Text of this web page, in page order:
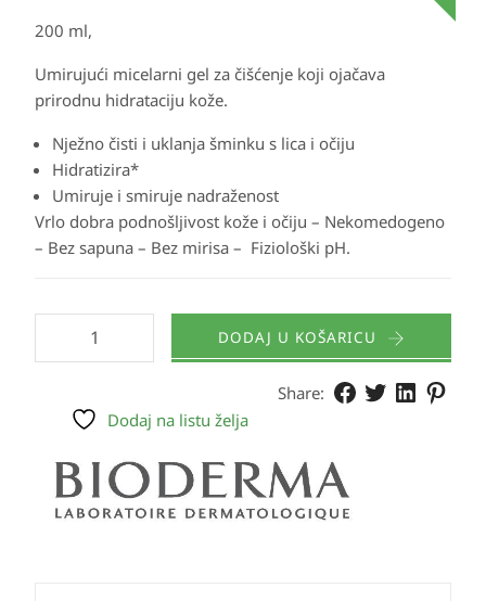
200 ml,
Umirujući micelarni gel za čišćenje koji ojačava
prirodnu hidrataciju kože.
Nježno čisti i uklanja šminku s lica i očiju
Hidratizira*
Umiruje i smiruje nadraženost
Vrlo dobra podnošljivost kože i očiju – Nekomedogeno
– Bez sapuna – Bez mirisa – Fiziološki pH.
DODAJ U KOŠARICU
Share:
Dodaj na listu želja